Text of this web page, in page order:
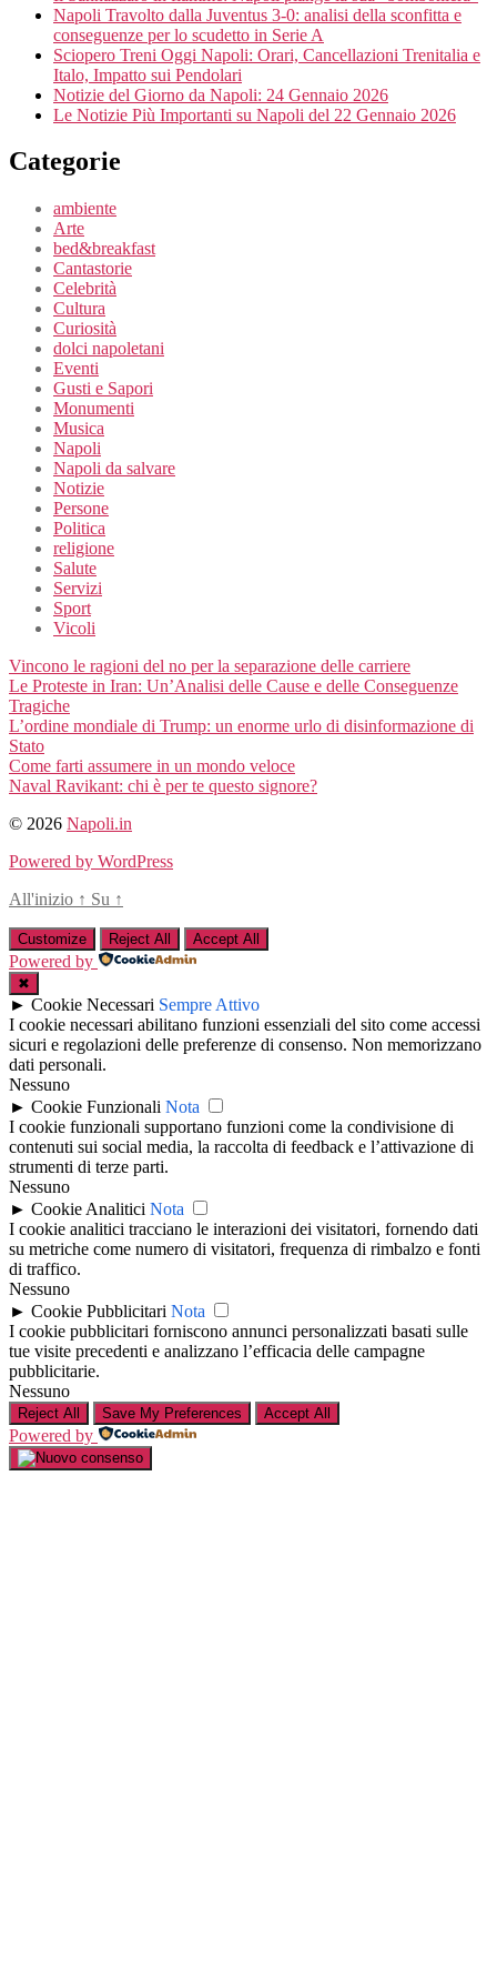
Napoli Travolto dalla Juventus 3-0: analisi della sconfitta e
conseguenze per lo scudetto in Serie A
Sciopero Treni Oggi Napoli: Orari, Cancellazioni Trenitalia e
Italo, Impatto sui Pendolari
Notizie del Giorno da Napoli: 24 Gennaio 2026
Le Notizie Più Importanti su Napoli del 22 Gennaio 2026
Categorie
ambiente
Arte
bed&breakfast
Cantastorie
Celebrità
Cultura
Curiosità
dolci napoletani
Eventi
Gusti e Sapori
Monumenti
Musica
Napoli
Napoli da salvare
Notizie
Persone
Politica
religione
Salute
Servizi
Sport
Vicoli
Vincono le ragioni del no per la separazione delle carriere
Le Proteste in Iran: Un’Analisi delle Cause e delle Conseguenze
Tragiche
L’ordine mondiale di Trump: un enorme urlo di disinformazione di
Stato
Come farti assumere in un mondo veloce
Naval Ravikant: chi è per te questo signore?
© 2026 Napoli.in
Powered by WordPress
All'inizio ↑ Su ↑
Customize Reject All Accept All
Powered by
✖
► Cookie Necessari Sempre Attivo
I cookie necessari abilitano funzioni essenziali del sito come accessi
sicuri e regolazioni delle preferenze di consenso. Non memorizzano
dati personali.
Nessuno
► Cookie Funzionali Nota
I cookie funzionali supportano funzioni come la condivisione di
contenuti sui social media, la raccolta di feedback e l’attivazione di
strumenti di terze parti.
Nessuno
► Cookie Analitici Nota
I cookie analitici tracciano le interazioni dei visitatori, fornendo dati
su metriche come numero di visitatori, frequenza di rimbalzo e fonti
di traffico.
Nessuno
► Cookie Pubblicitari Nota
I cookie pubblicitari forniscono annunci personalizzati basati sulle
tue visite precedenti e analizzano l’efficacia delle campagne
pubblicitarie.
Nessuno
Reject All Save My Preferences Accept All
Powered by